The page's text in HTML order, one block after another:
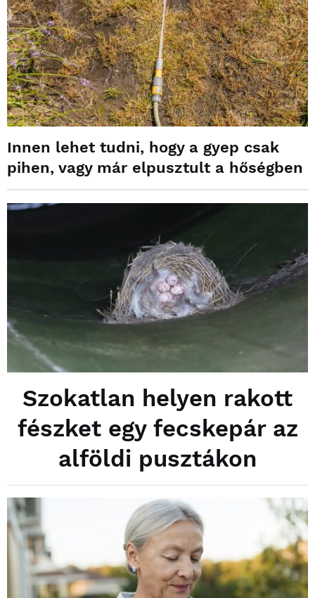
Innen lehet tudni, hogy a gyep csak
pihen, vagy már elpusztult a hőségben
Szokatlan helyen rakott
fészket egy fecskepár az
alföldi pusztákon